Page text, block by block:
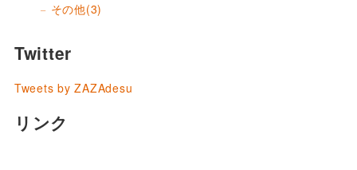
その他(3)
Twitter
Tweets by ZAZAdesu
リンク